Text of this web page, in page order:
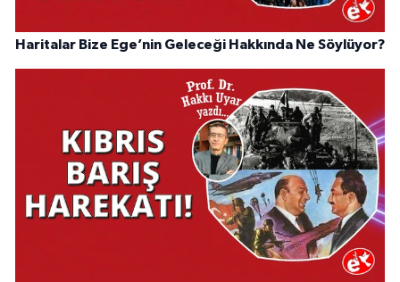
Haritalar Bize Ege’nin Geleceği Hakkında Ne Söylüyor?